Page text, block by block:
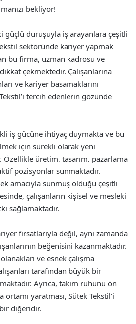
bekliyor!
güçlü duruşuyla iş arayanlara çeşitli
sektöründe kariyer yapmak
bu firma, uzman kadrosu ve
çekmektedir. Çalışanlarına
ve kariyer basamaklarını
tercih edenlerin gözünde
iş gücüne ihtiyaç duymakta ve bu
için sürekli olarak yeni
Özellikle üretim, tasarım, pazarlama
pozisyonlar sunmaktadır.
amacıyla sunmuş olduğu çeşitli
çalışanların kişisel ve mesleki
sağlamaktadır.
fırsatlarıyla değil, aynı zamanda
beğenisini kazanmaktadır.
ve esnek çalışma
tarafından büyük bir
Ayrıca, takım ruhunu ön
yaratması, Sütek Tekstil’i
diğeridir.